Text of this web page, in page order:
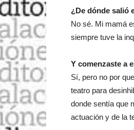
¿De dónde salió
No sé. Mi mamá
siempre tuve la
Y comenzaste a
Sí, pero no por
teatro para
donde sentía que
actuación y de la